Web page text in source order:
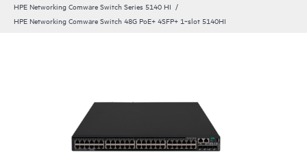
HPE Networking Comware Switch Series 5140 HI
HPE Networking Comware Switch 48G PoE+ 4SFP+ 1‑slot 5140HI